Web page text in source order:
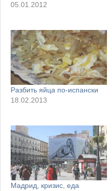
05.01.2012
Разбить яйца по-испански
18.02.2013
Мадрид, кризис, еда